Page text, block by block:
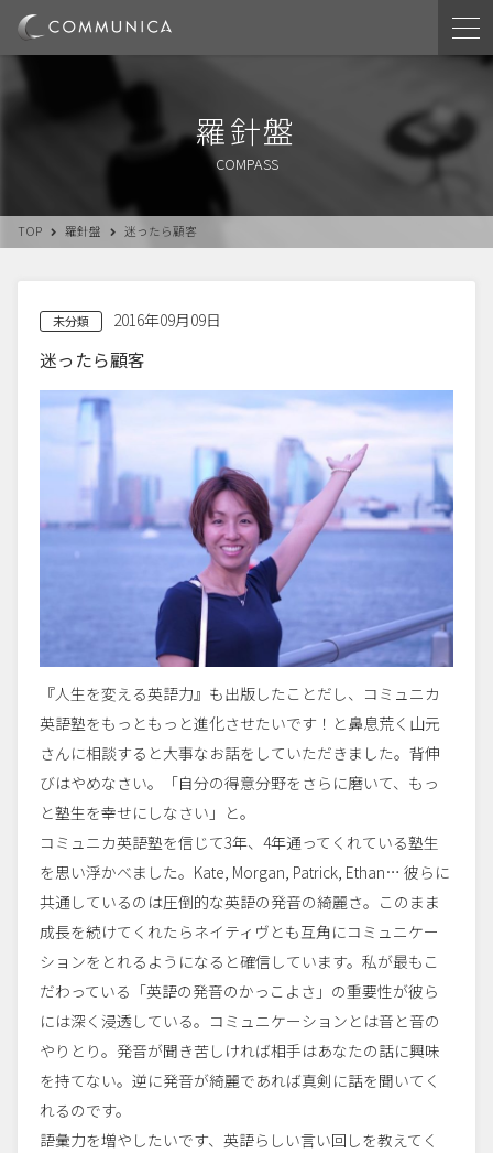
羅針盤
COMPASS
TOP 羅針盤 迷ったら顧客
未分類 2016年09月09日
迷ったら顧客
『人生を変える英語力』も出版したことだし、コミュニカ
英語塾をもっともっと進化させたいです！と鼻息荒く山元
さんに相談すると大事なお話をしていただきました。背伸
びはやめなさい。「自分の得意分野をさらに磨いて、もっ
と塾生を幸せにしなさい」と。
コミュニカ英語塾を信じて3年、4年通ってくれている塾生
を思い浮かべました。Kate, Morgan, Patrick, Ethan… 彼らに
共通しているのは圧倒的な英語の発音の綺麗さ。このまま
成長を続けてくれたらネイティヴとも互角にコミュニケー
ションをとれるようになると確信しています。私が最もこ
だわっている「英語の発音のかっこよさ」の重要性が彼ら
には深く浸透している。コミュニケーションとは音 と音の
やりとり。発音が聞き苦しければ相手はあなたの話に興味
を持てない。逆に発音が綺麗であれば真剣に話を聞いてく
れるのです。
語彙力を増やしたいです、英語らしい言い回しを教えてく